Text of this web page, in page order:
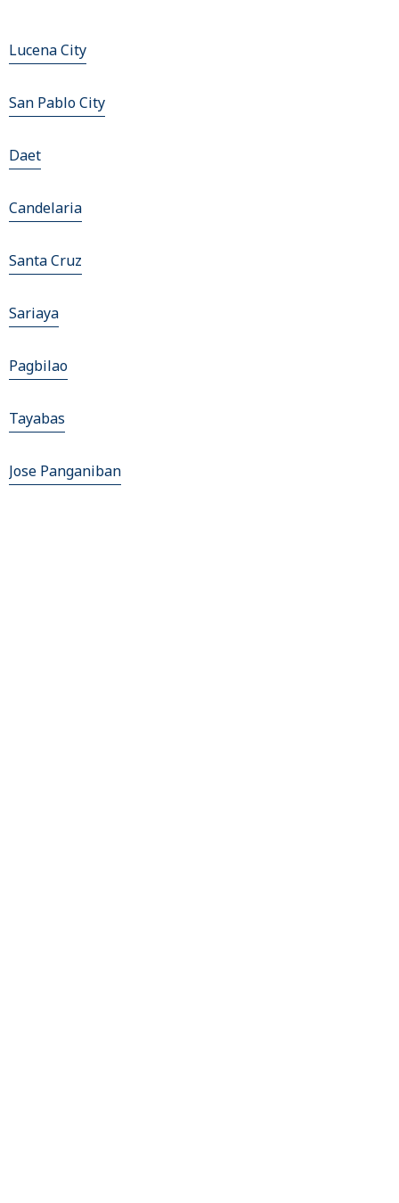
Lucena City
San Pablo City
Daet
Candelaria
Santa Cruz
Sariaya
Pagbilao
Tayabas
Jose Panganiban